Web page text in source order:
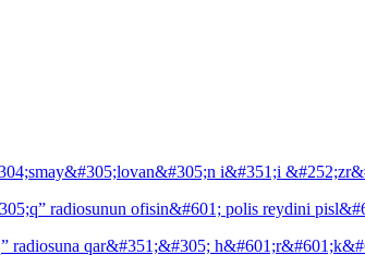
i&#351;i
radiosunun ofisin&#601; polis reydini
qar&#351;&#305;